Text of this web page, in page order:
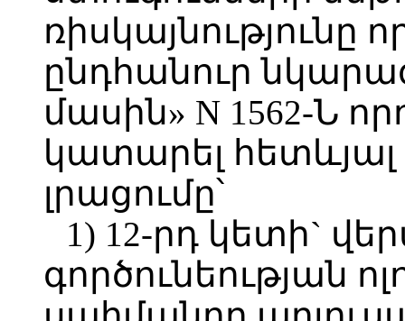
ռիսկայնությունը
ընդհանուր
մասին» N 1562-Ն
կատարել
լրացումը՝
1) 12-րդ կետի`
գործունեության